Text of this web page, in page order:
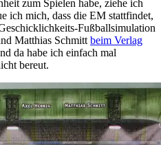
zum Spielen habe, ziehe ich
ich mich, dass die EM stattfindet,
Fußballsimulation
Matthias Schmitt beim Verlag
da habe ich einfach mal
bereut.